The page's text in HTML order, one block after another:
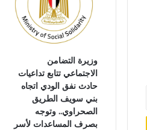
وزيرة التضامن
الاجتماعي تتابع تداعيات
حادث نفق الودي اتجاه
بني سويف الطريق
الصحراوي.. وتوجه
بصرف المساعدات لأسر